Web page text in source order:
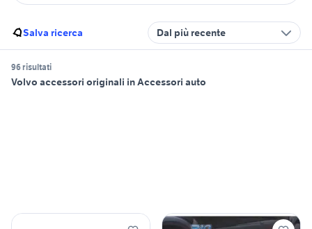
Salva ricerca Dal più recente
96 risultati
Volvo accessori originali in Accessori auto